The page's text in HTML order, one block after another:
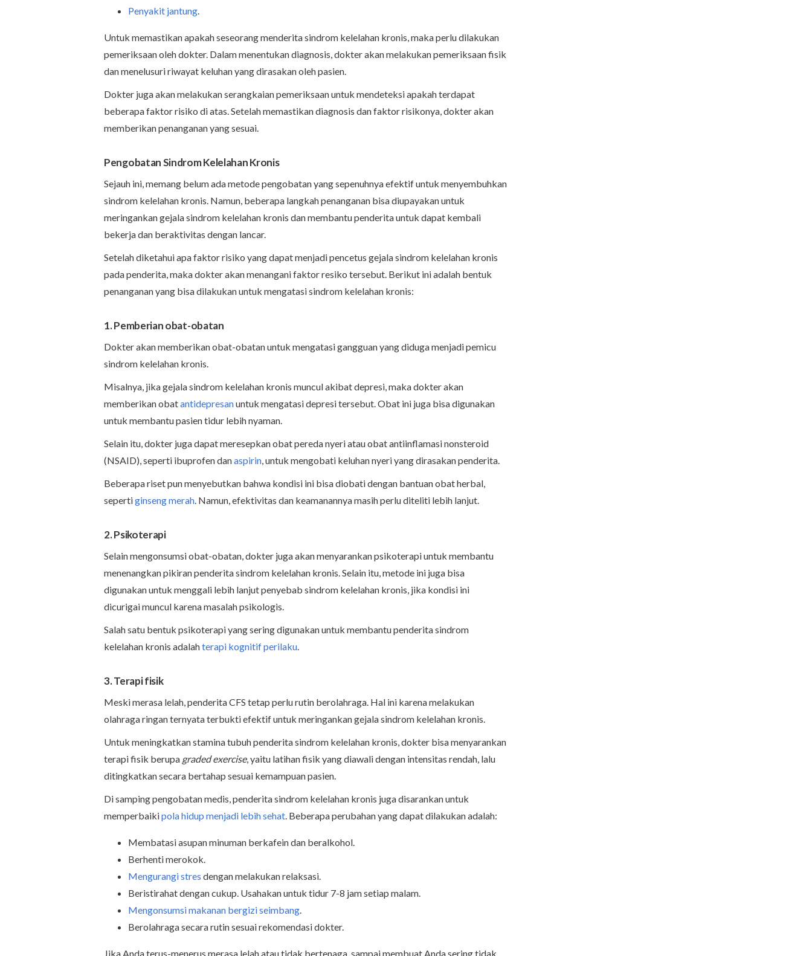
Penyakit jantung.
Untuk memastikan apakah seseorang menderita sindrom kelelahan kronis, maka perlu dilakukan
pemeriksaan oleh dokter. Dalam menentukan diagnosis, dokter akan melakukan pemeriksaan fisik
dan menelusuri riwayat keluhan yang dirasakan oleh pasien.
Dokter juga akan melakukan serangkaian pemeriksaan untuk mendeteksi apakah terdapat
beberapa faktor risiko di atas. Setelah memastikan diagnosis dan faktor risikonya, dokter akan
memberikan penanganan yang sesuai.
Pengobatan Sindrom Kelelahan Kronis
Sejauh ini, memang belum ada metode pengobatan yang sepenuhnya efektif untuk menyembuhkan
sindrom kelelahan kronis. Namun, beberapa langkah penanganan bisa diupayakan untuk
meringankan gejala sindrom kelelahan kronis dan membantu penderita untuk dapat kembali
bekerja dan beraktivitas dengan lancar.
Setelah diketahui apa faktor risiko yang dapat menjadi pencetus gejala sindrom kelelahan kronis
pada penderita, maka dokter akan menangani faktor resiko tersebut. Berikut ini adalah bentuk
penanganan yang bisa dilakukan untuk mengatasi sindrom kelelahan kronis:
1. Pemberian obat-obatan
Dokter akan memberikan obat-obatan untuk mengatasi gangguan yang diduga menjadi pemicu
sindrom kelelahan kronis.
Misalnya, jika gejala sindrom kelelahan kronis muncul akibat depresi, maka dokter akan
memberikan obatantidepresanuntuk mengatasi depresi tersebut. Obat ini juga bisa digunakan
untuk membantu pasien tidur lebih nyaman.
Selain itu, dokter juga dapat meresepkan obat pereda nyeri atau obat antiinflamasi nonsteroid
(NSAID), seperti ibuprofen danaspirin, untuk mengobati keluhan nyeri yang dirasakan penderita.
Beberapa riset pun menyebutkan bahwa kondisi ini bisa diobati dengan bantuan obat herbal,
sepertiginseng merah. Namun, efektivitas dan keamanannya masih perlu diteliti lebih lanjut.
2. Psikoterapi
Selain mengonsumsi obat-obatan, dokter juga akan menyarankan psikoterapi untuk membantu
menenangkan pikiran penderita sindrom kelelahan kronis. Selain itu, metode ini juga bisa
digunakan untuk menggali lebih lanjut penyebab sindrom kelelahan kronis, jika kondisi ini
dicurigai muncul karena masalah psikologis.
Salah satu bentuk psikoterapi yang sering digunakan untuk membantu penderita sindrom
kelelahan kronis adalahterapi kognitif perilaku.
3. Terapi fisik
Meski merasa lelah, penderita CFS tetap perlu rutin berolahraga. Hal ini karena melakukan
olahraga ringan ternyata terbukti efektif untuk meringankan gejala sindrom kelelahan kronis.
Untuk meningkatkan stamina tubuh penderita sindrom kelelahan kronis, dokter bisa menyarankan
terapi fisik berupa graded exercise, yaitu latihan fisik yang diawali dengan intensitas rendah, lalu
ditingkatkan secara bertahap sesuai kemampuan pasien.
Di samping pengobatan medis, penderita sindrom kelelahan kronis juga disarankan untuk
memperbaikipola hidup menjadi lebih sehat. Beberapa perubahan yang dapat dilakukan adalah:
Membatasi asupan minuman berkafein dan beralkohol.
Berhenti merokok.
Mengurangi stres dengan melakukan relaksasi.
Beristirahat dengan cukup. Usahakan untuk tidur 7-8 jam setiap malam.
Mengonsumsi makanan bergizi seimbang.
Berolahraga secara rutin sesuai rekomendasi dokter.
Jika Anda terus-menerus merasa lelah atau tidak bertenaga, sampai membuat Anda sering tidak